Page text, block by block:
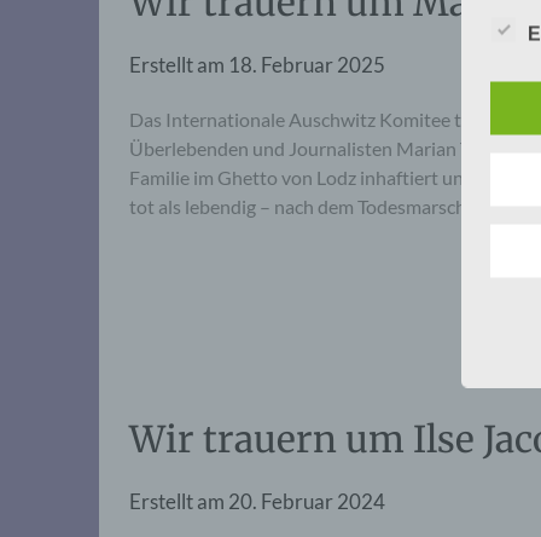
Erstellt am 18. Februar 2025
Das Internationale Auschwitz Komitee trauert
Überlebenden und Journalisten Marian Turski.
Familie im Ghetto von Lodz inhaftiert und von
tot als lebendig – nach dem Todesmarsch aus
Wir trauern um Ilse
Erstellt am 20. Februar 2024